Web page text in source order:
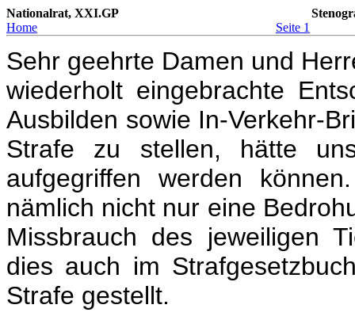
Nationalrat, XXI.GP
Home
Seite 1
Sehr geehrte Damen und
wiederholt eingebrachte
Ausbilden sowie In-Verkehr-
Strafe zu stellen, hätte
aufgegriffen werden
nämlich nicht nur eine
Missbrauch des jeweiligen
dies auch im
Strafe gestellt.